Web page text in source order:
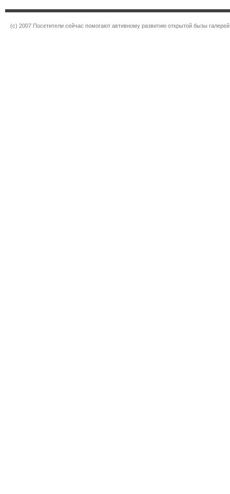
(c) 2007 Посетители сейчас помогают автивному развитию открытой бызы